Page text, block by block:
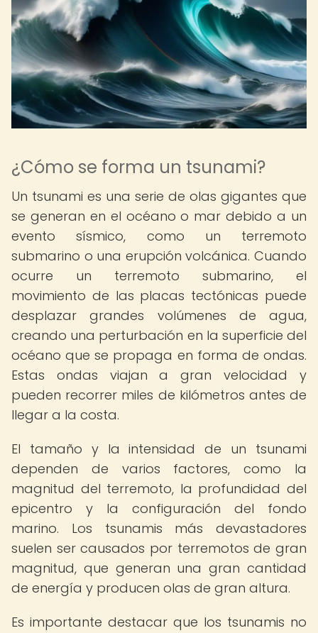
¿Cómo se forma un tsunami?
Un tsunami es una serie de olas gigantes que
se generan en el océano o mar debido a un
evento sísmico, como un terremoto
submarino o una erupción volcánica. Cuando
ocurre un terremoto submarino, el
movimiento de las placas tectónicas puede
desplazar grandes volúmenes de agua,
creando una perturbación en la superficie del
océano que se propaga en forma de ondas.
Estas ondas viajan a gran velocidad y
pueden recorrer miles de kilómetros antes de
llegar a la costa.
El tamaño y la intensidad de un tsunami
dependen de varios factores, como la
magnitud del terremoto, la profundidad del
epicentro y la configuración del fondo
marino. Los tsunamis más devastadores
suelen ser causados por terremotos de gran
magnitud, que generan una gran cantidad
de energía y producen olas de gran altura.
Es importante destacar que los tsunamis no